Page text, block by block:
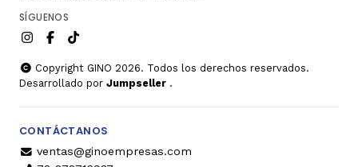
SÍGUENOS
Copyright GINO 2026. Todos los derechos reservados.
Desarrollado por Jumpseller .
CONTÁCTANOS
ventas@ginoempresas.com